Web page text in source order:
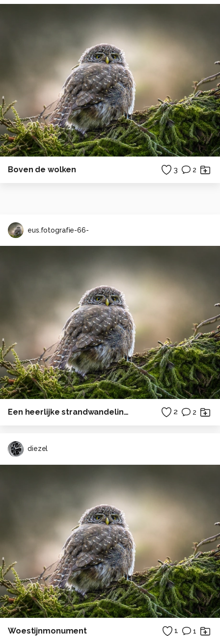
Boven de wolken 3 2
eus.fotografie-66-
Een heerlijke strandwandeling naar het drenkelingenhuisje op Terschelling . . . 2 2
diezel
Woestijnmonument 1 1